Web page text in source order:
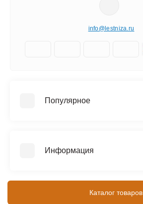
info@lestniza.ru
Популярное
Четырехсекционные лестницы
Информация
Каталог товаров